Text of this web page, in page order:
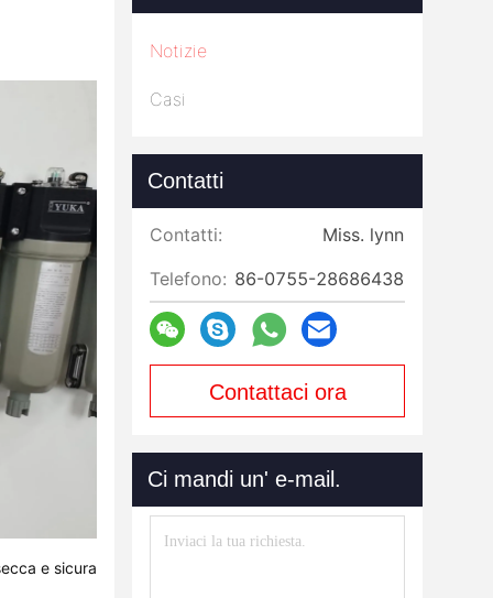
e sicura
Notizie
Casi
Contatti
Contatti:
Miss. lynn
Telefono: 86-0755-28686438
Contattaci ora
Ci mandi un' e-mail.